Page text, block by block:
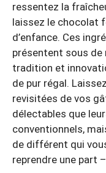
ressentez la
laissez le chocolat
d’enfance. Ces
présentent sous
tradition et
de pur régal.
revisitées de vos
délectables que
conventionnels,
de différent qui
reprendre une part